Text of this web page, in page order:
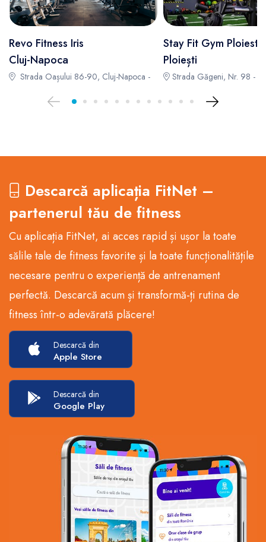
Revo Fitness Iris
Cluj-Napoca
Strada Oașului 86-90, Cluj-Napoca -
Stay Fit Gym Ploiesti
Ploiești
Strada Găgeni, Nr. 98 -
Descarcă aplicația FitNet –
partenerul tău de fitness
Cu aplicația FitNet, ai acces rapid și ușor la toate
sălile tale de fitness favorite și la toate funcționalitățile
necesare pentru o experiență de antrenament
perfectă. Descarcă acum și transformă-ți rutina de
fitness într-o adevărată plăcere!
Descarcă din
Apple Store
Descarcă din
Google Play